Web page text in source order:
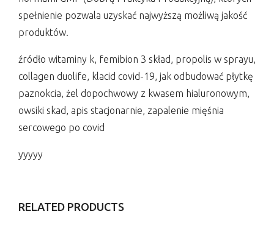
spełnienie pozwala uzyskać najwyższą możliwą jakość
produktów.
źródło witaminy k, femibion 3 skład, propolis w sprayu,
collagen duolife, klacid covid-19, jak odbudować płytkę
paznokcia, żel dopochwowy z kwasem hialuronowym,
owsiki skad, apis stacjonarnie, zapalenie mięśnia
sercowego po covid
yyyyy
RELATED PRODUCTS